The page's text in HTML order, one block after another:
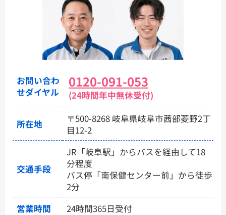
お問い合わ
せダイヤル
0120-091-053
(24時間年中無休受付)
所在地
〒500-8268 岐阜県岐阜市茜部菱野2丁
目12-2
交通手段
JR「岐阜駅」からバスを経由して18
分程度
バス停「南保健センター前」から徒歩
2分
営業時間
24時間365日受付